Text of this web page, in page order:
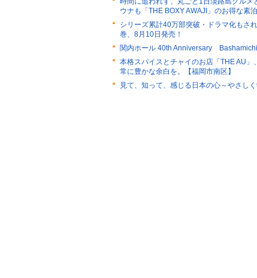
ウナも「THE BOXY AWAJI」のお得な素
シリーズ累計40万部突破・ドラマ化もさ
巻、8月10日発売！
関内ホール 40th Anniversary
本格スパイスとチャイのお店「THE AU
常に豊かな余白を。【福岡市南区】
見て、知って、感じる日本の心～やさし